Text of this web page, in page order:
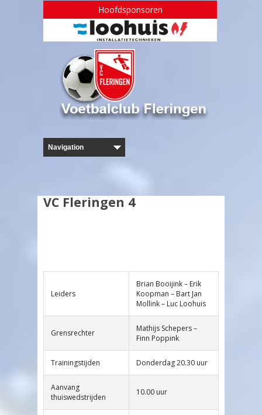
Hoofdsponsoren
VC Fleringen 4
Leiders
Brian Booijink – Erik
Koopman – Bart Jan
Mollink – Luc Loohuis
Grensrechter
Mathijs Schepers –
Finn Poppink
Trainingstijden Donderdag 20.30 uur
Aanvang
thuiswedstrijden
10.00 uur